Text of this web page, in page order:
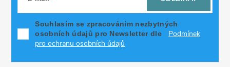
Souhlasím se zpracováním nezbytných
osobních údajů pro Newsletter dle
Podmínek
pro ochranu osobních údajů